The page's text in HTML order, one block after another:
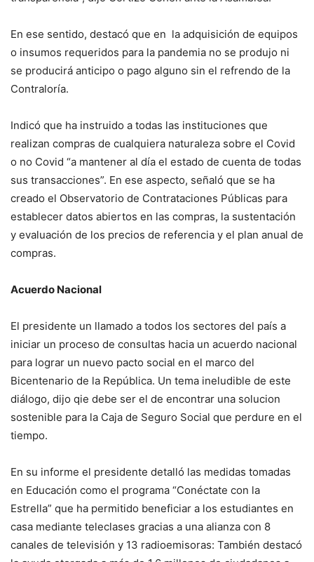
En ese sentido, destacó que en la adquisición de equipos
o insumos requeridos para la pandemia no se produjo ni
se producirá anticipo o pago alguno sin el refrendo de la
Contraloría.
Indicó que ha instruido a todas las instituciones que
realizan compras de cualquiera naturaleza sobre el Covid
o no Covid “a mantener al día el estado de cuenta de todas
sus transacciones”. En ese aspecto, señaló que se ha
creado el Observatorio de Contrataciones Públicas para
establecer datos abiertos en las compras, la sustentación
y evaluación de los precios de referencia y el plan anual de
compras.
Acuerdo Nacional
El presidente un llamado a todos los sectores del país a
iniciar un proceso de consultas hacia un acuerdo nacional
para lograr un nuevo pacto social en el marco del
Bicentenario de la República. Un tema ineludible de este
diálogo, dijo qie debe ser el de encontrar una solucion
sostenible para la Caja de Seguro Social que perdure en el
tiempo.
En su informe el presidente detalló las medidas tomadas
en Educación como el programa “Conéctate con la
Estrella” que ha permitido beneficiar a los estudiantes en
casa mediante teleclases gracias a una alianza con 8
canales de televisión y 13 radioemisoras: También destacó